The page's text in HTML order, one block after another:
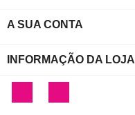
A SUA CONTA
INFORMAÇÃO DA LOJA